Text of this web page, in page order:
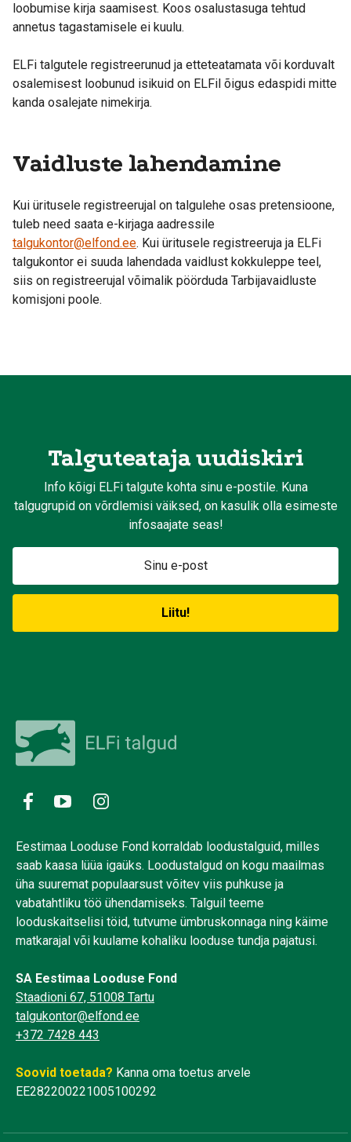
loobumise kirja saamisest. Koos osalustasuga tehtud
annetus tagastamisele ei kuulu.
ELFi talgutele registreerunud ja etteteatamata või korduvalt
osalemisest loobunud isikuid on ELFil õigus edaspidi mitte
kanda osalejate nimekirja.
Vaidluste lahendamine
Kui üritusele registreerujal on talgulehe osas pretensioone,
tuleb need saata e-kirjaga aadressile
talgukontor@elfond.ee. Kui üritusele registreeruja ja ELFi
talgukontor ei suuda lahendada vaidlust kokkuleppe teel,
siis on registreerujal võimalik pöörduda Tarbijavaidluste
komisjoni poole.
Talguteataja uudiskiri
Info kõigi ELFi talgute kohta sinu e-postile. Kuna
talgugrupid on võrdlemisi väiksed, on kasulik olla esimeste
infosaajate seas!
Eestimaa Looduse Fond korraldab loodustalguid, milles
saab kaasa lüüa igaüks. Loodustalgud on kogu maailmas
üha suuremat populaarsust võitev viis puhkuse ja
vabatahtliku töö ühendamiseks. Talguil teeme
looduskaitselisi töid, tutvume ümbruskonnaga ning käime
matkarajal või kuulame kohaliku looduse tundja pajatusi.
SA Eestimaa Looduse Fond
Staadioni 67, 51008 Tartu
talgukontor@elfond.ee
+372 7428 443
Soovid toetada? Kanna oma toetus arvele
EE282200221005100292